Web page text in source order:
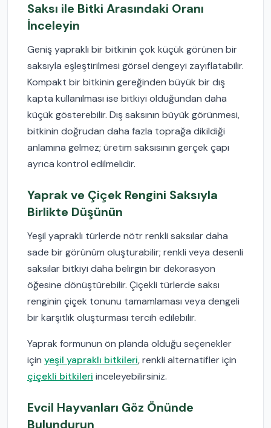
Saksı ile Bitki Arasındaki Oranı
İnceleyin
Geniş yapraklı bir bitkinin çok küçük görünen bir
saksıyla eşleştirilmesi görsel dengeyi zayıflatabilir.
Kompakt bir bitkinin gereğinden büyük bir dış
kapta kullanılması ise bitkiyi olduğundan daha
küçük gösterebilir. Dış saksının büyük görünmesi,
bitkinin doğrudan daha fazla toprağa dikildiği
anlamına gelmez; üretim saksısının gerçek çapı
ayrıca kontrol edilmelidir.
Yaprak ve Çiçek Rengini Saksıyla
Birlikte Düşünün
Yeşil yapraklı türlerde nötr renkli saksılar daha
sade bir görünüm oluşturabilir; renkli veya desenli
saksılar bitkiyi daha belirgin bir dekorasyon
öğesine dönüştürebilir. Çiçekli türlerde saksı
renginin çiçek tonunu tamamlaması veya dengeli
bir karşıtlık oluşturması tercih edilebilir.
Yaprak formunun ön planda olduğu seçenekler
için yeşil yapraklı bitkileri, renkli alternatifler için
çiçekli bitkileri inceleyebilirsiniz.
Evcil Hayvanları Göz Önünde
Bulundurun